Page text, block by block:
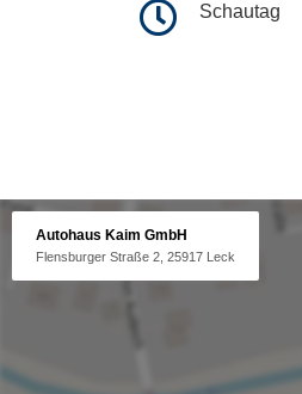
Schautag
Autohaus Kaim GmbH
Flensburger Straße 2, 25917 Leck